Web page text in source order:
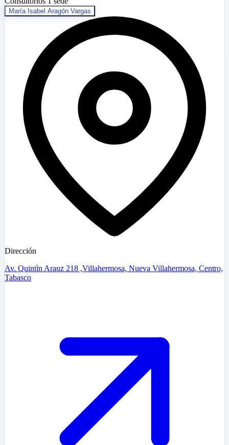
María Isabel Aragón Vargas
Dirección
Av. Quintìn Arauz 218 ,Villahermosa, Nueva Villahermosa, Centro,
Tabasco